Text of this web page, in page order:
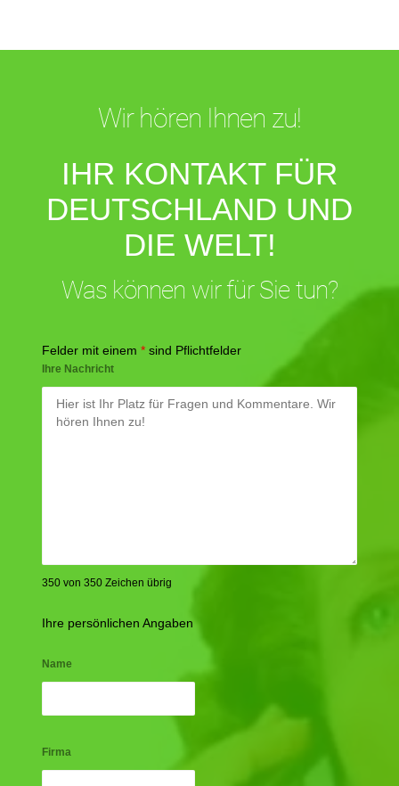
Wir hören Ihnen zu!
IHR KONTAKT FÜR
DEUTSCHLAND UND
DIE WELT!
Was können wir für Sie tun?
Felder mit einem * sind Pflichtfelder
Ihre Nachricht
350 von 350 Zeichen übrig
Ihre persönlichen Angaben
Name
Firma